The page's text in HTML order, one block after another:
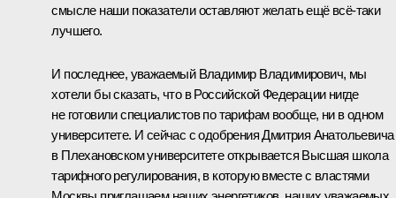
смысле наши показатели оставляют желать ещё всё-таки
лучшего.
И последнее, уважаемый Владимир Владимирович, мы
хотели бы сказать, что в Российской Федерации нигде
не готовили специалистов по тарифам вообще, ни в одном
университете. И сейчас с одобренияДмитрия Анатольевича
в Плехановском университете открывается Высшая школа
тарифного регулирования, в которую вместе с властями